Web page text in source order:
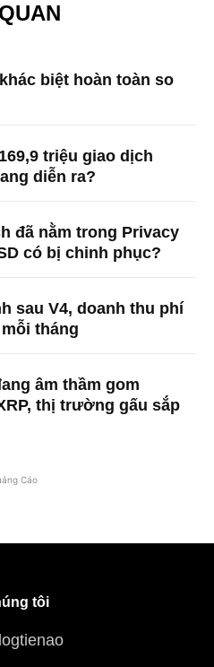
biệt hoàn toàn so
triệu giao dịch
diễn ra?
đã nằm trong Privacy
có bị chinh phục?
sau V4, doanh thu phí
tháng
âm thầm gom
thị trường gấu sắp
Cáo
tôi